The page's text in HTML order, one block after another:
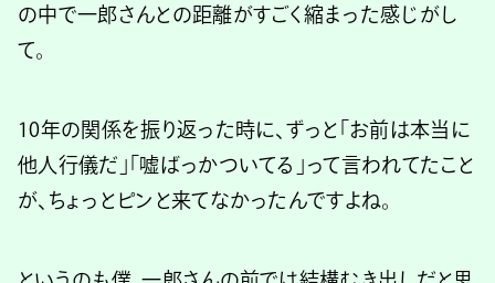
の中で一郎さんとの距離がすごく縮まった感じがし
て。
10年の関係を振り返った時に、ずっと「お前は本当に
他人行儀だ」「嘘ばっかついてる」って言われてたこと
が、ちょっとピンと来てなかったんですよね。